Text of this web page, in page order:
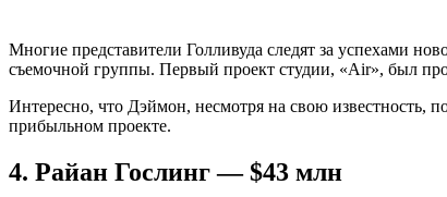
Многие представители Голливуда следят за успехами
съемочной группы. Первый проект студии, «Air», был
Интересно, что Дэймон, несмотря на свою известность,
прибыльном проекте.
4. Райан Гослинг — $43 млн